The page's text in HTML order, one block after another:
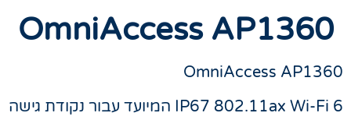
OmniAccess AP1360
OmniAccess AP1360
IP67 802.11ax Wi-Fi 6 המיועד עבור נקודת גישה